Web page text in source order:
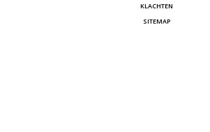
KLACHTEN
SITEMAP